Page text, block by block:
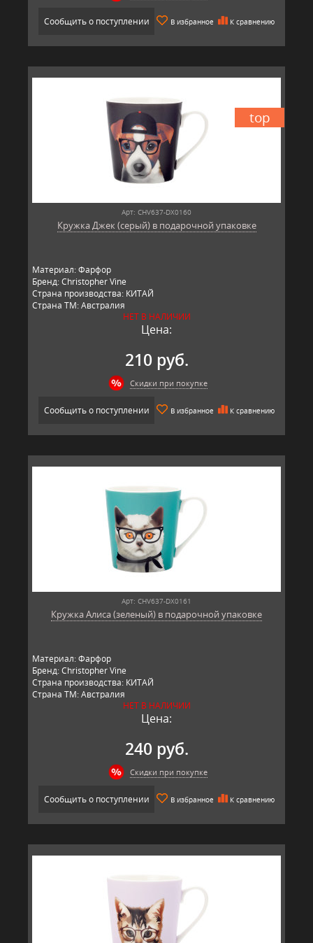
Сообщить о поступлении В избранное К сравнению
top
Арт: CHV637-DX0160
Кружка Джек (серый) в подарочной упаковке
Материал: Фарфор
Бренд: Christopher Vine
Страна производства: КИТАЙ
Страна ТМ: Австралия
НЕТ В НАЛИЧИИ
Цена:
210 руб.
Скидки при покупке
Сообщить о поступлении В избранное К сравнению
Арт: CHV637-DX0161
Кружка Алиса (зеленый) в подарочной упаковке
Материал: Фарфор
Бренд: Christopher Vine
Страна производства: КИТАЙ
Страна ТМ: Австралия
НЕТ В НАЛИЧИИ
Цена:
240 руб.
Скидки при покупке
Сообщить о поступлении В избранное К сравнению